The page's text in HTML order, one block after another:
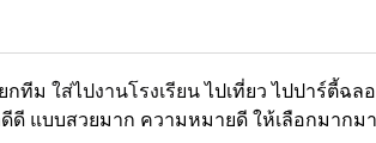
กทีม ใส่ไปงานโรงเรียนไปเที่ยว ไปปาร์ตี้ฉล
ดีดี แบบสวยมาก ความหมายดี ให้เลือกมากม